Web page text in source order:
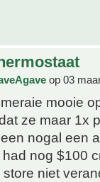
op 03
mooie
ze maar 1x
nogal een
nog $100
niet